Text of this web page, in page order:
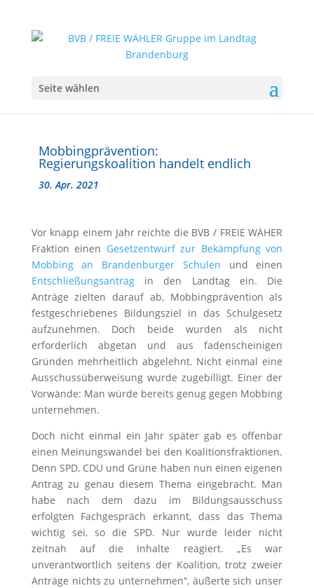
Seite wählen
Mobbingprävention:
Regierungskoalition handelt endlich
30. Apr. 2021
Vor knapp einem Jahr reichte die BVB / FREIE WÄHER
Fraktion einen Gesetzentwurf zur Bekämpfung von
Mobbing an Brandenburger Schulen und einen
Entschließungsantragin den Landtag ein. Die
Anträge zielten darauf ab, Mobbingprävention als
festgeschriebenes Bildungsziel in das Schulgesetz
aufzunehmen. Doch beide wurden als nicht
erforderlich abgetan und aus fadenscheinigen
Gründen mehrheitlich abgelehnt. Nicht einmal eine
Ausschussüberweisung wurde zugebilligt. Einer der
Vorwände: Man würde bereits genug gegen Mobbing
unternehmen.
Doch nicht einmal ein Jahr später gab es offenbar
einen Meinungswandel bei den Koalitionsfraktionen.
Denn SPD, CDU und Grüne haben nun einen eigenen
Antrag zu genau diesem Thema eingebracht. Man
habe nach dem dazu im Bildungsausschuss
erfolgten Fachgespräch erkannt, dass das Thema
wichtig sei, so die SPD. Nur wurde leider nicht
zeitnah auf die Inhalte reagiert. „Es war
unverantwortlich seitens der Koalition, trotz zweier
Anträge nichts zu unternehmen“, äußerte sich unser